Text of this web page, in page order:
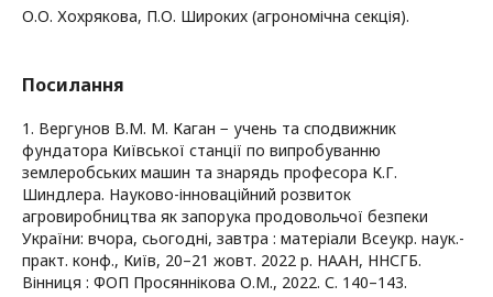
О.О. Хохрякова, П.О. Широких (агрономічна секція).
Посилання
1. Вергунов В.М. М. Каган − учень та сподвижник
фундатора Київської станції по випробуванню
землеробських машин та знарядь професора К.Г.
Шиндлера. Науково-інноваційний розвиток
агровиробництва як запорука продовольчої безпеки
України: вчора, сьогодні, завтра : матеріали Всеукр. наук.-
практ. конф., Київ, 20–21 жовт. 2022 р. НААН, ННСГБ.
Вінниця : ФОП Просяннікова О.М., 2022. С. 140–143.